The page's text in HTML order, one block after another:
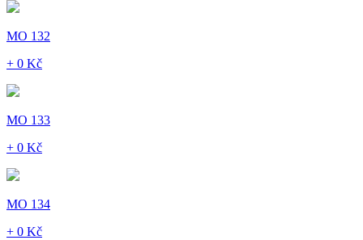
MO 132
+ 0 Kč
MO 133
+ 0 Kč
MO 134
+ 0 Kč